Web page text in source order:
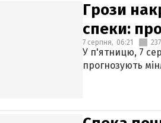
Грози
спеки:
7 серпня, 06:21
У п'ятницю, 7
прогнозують